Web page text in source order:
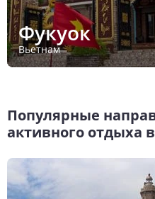
Фукуок
Вьетнам
Популярные
активного отдыха